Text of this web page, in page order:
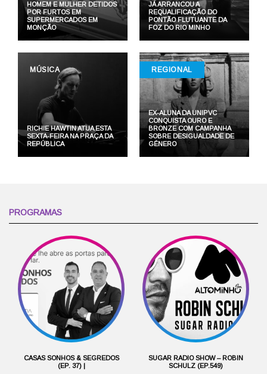
HOMEM E MULHER DETIDOS
POR FURTOS EM
SUPERMERCADOS EM
MONÇÃO
JÁ ARRANCOU A
REQUALIFICAÇÃO DO
PONTÃO FLUTUANTE DA
FOZ DO RIO MINHO
MÚSICA
RICHIE HAWTIN ATUA ESTA
SEXTA-FEIRA NA PRAÇA DA
REPÚBLICA
REGIONAL
EX-ALUNA DA UNIPVC
CONQUISTA OURO E
BRONZE COM CAMPANHA
SOBRE DESIGUALDADE DE
GÉNERO
PROGRAMAS
CASAS SONHOS & SEGREDOS
(EP. 37) |
SUGAR RADIO SHOW – ROBIN
SCHULZ (EP.549)